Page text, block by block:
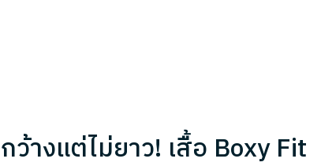
กว้างแต่ไม่ยาว! เสื้อ Boxy Fit